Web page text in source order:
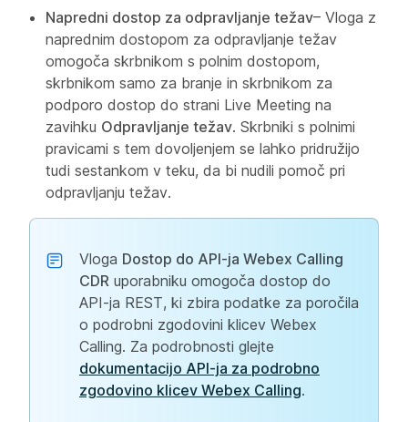
Napredni dostop za odpravljanje težav– Vloga z
naprednim dostopom za odpravljanje težav
omogoča skrbnikom s polnim dostopom,
skrbnikom samo za branje in skrbnikom za
podporo dostop do strani Live Meeting na
zavihku Odpravljanje težav. Skrbniki s polnimi
pravicami s tem dovoljenjem se lahko pridružijo
tudi sestankom v teku, da bi nudili pomoč pri
odpravljanju težav.
Vloga Dostop do API-ja Webex Calling
CDR uporabniku omogoča dostop do
API-ja REST, ki zbira podatke za poročila
o podrobni zgodovini klicev Webex
Calling. Za podrobnosti glejte
dokumentacijo API-ja za podrobno
zgodovino klicev Webex Calling.